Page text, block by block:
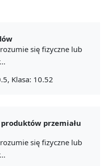
się fizyczne lub
Klasa: 10.52
przemiału
się fizyczne lub